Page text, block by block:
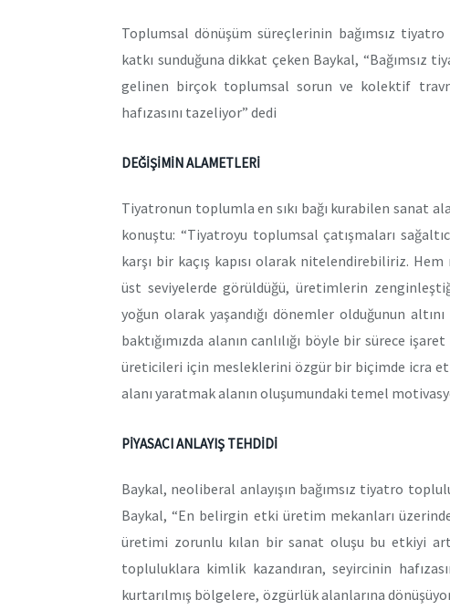
Toplumsal dönüşüm süreçlerinin bağımsız
katkı sunduğuna dikkat çeken Baykal,
gelinen birçok toplumsal sorun ve kolektif
hafızasını tazeliyor” dedi
DEĞİŞİMİN ALAMETLERİ
Tiyatronun toplumla en sıkı bağı kurabilen sanat
konuştu: “Tiyatroyu toplumsal çatışmaları
karşı bir kaçış kapısı olarak nitelendirebiliriz.
üst seviyelerde görüldüğü, üretimlerin
yoğun olarak yaşandığı dönemler olduğunun
baktığımızda alanın canlılığı böyle bir sürece
üreticileri için mesleklerini özgür bir biçimde icra
alanı yaratmak alanın oluşumundaki temel
PİYASACI ANLAYIŞ TEHDİDİ
Baykal, neoliberal anlayışın bağımsız tiyatro
Baykal, “En belirgin etki üretim mekanları
üretimi zorunlu kılan bir sanat oluşu bu etkiyi
topluluklara kimlik kazandıran, seyircinin
kurtarılmış bölgelere, özgürlük alanlarına